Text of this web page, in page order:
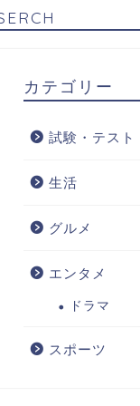
カテゴリー
試験・テスト
生活
グルメ
エンタメ
ドラマ
スポーツ